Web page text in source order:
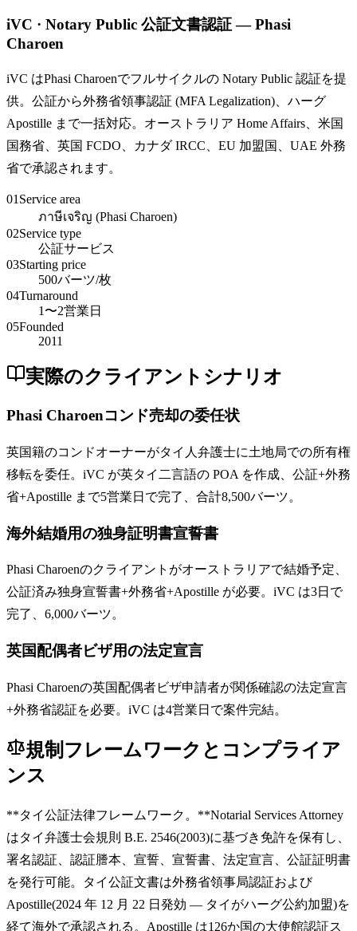
iVC · Notary Public 公証文書認証 — Phasi
Charoen
iVC はPhasi Charoenでフルサイクルの Notary Public 認証を提
供。公証から外務省領事認証 (MFA Legalization)、ハーグ
Apostille まで一括対応。オーストラリア Home Affairs、米国
国務省、英国 FCDO、カナダ IRCC、EU 加盟国、UAE 外務
省で承認されます。
01 Service area
ภาษีเจริญ (Phasi Charoen)
02Service type
公証サービス
03Starting price
500バーツ/枚
04Turnaround
1〜2営業日
05Founded
2011
実際のクライアントシナリオ
Phasi Charoenコンド売却の委任状
英国籍のコンドオーナーがタイ人弁護士に土地局での所有権
移転を委任。iVC が英タイ二言語の POA を作成、公証+外務
省+Apostille まで5営業日で完了、合計8,500バーツ。
海外結婚用の独身証明書宣誓書
Phasi Charoenのクライアントがオーストラリアで結婚予定、
公証済み独身宣誓書+外務省+Apostille が必要。iVC は3日で
完了、6,000バーツ。
英国配偶者ビザ用の法定宣言
Phasi Charoenの英国配偶者ビザ申請者が関係確認の法定宣言
+外務省認証を必要。iVC は4営業日で案件完結。
規制フレームワークとコンプライア
ンス
**タイ公証法律フレームワーク。**Notarial Services Attorney
はタイ弁護士会規則 B.E. 2546(2003)に基づき免許を保有し、
署名認証、認証謄本、宣誓、宣誓書、法定宣言、公証証明書
を発行可能。タイ公証文書は外務省領事局認証および
Apostille(2024 年 12 月 22 日発効 — タイがハーグ公約加盟)を
経て海外で承認される。Apostille は126か国の大使館認証ス